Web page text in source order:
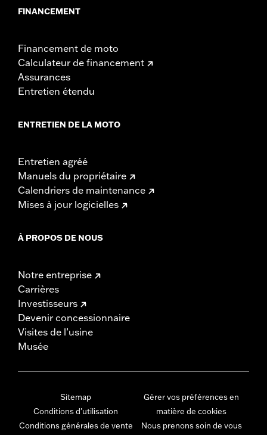
FINANCEMENT
Financement de moto
Calculateur de financement
Assurances
Entretien étendu
ENTRETIEN DE LA MOTO
Entretien agréé
Manuels du propriétaire
Calendriers de maintenance
Mises à jour logicielles
À PROPOS DE NOUS
Notre entreprise
Carrières
Investisseurs
Devenir concessionnaire
Visites de l’usine
Musée
Sitemap
Conditions d'utilisation
Conditions générales de vente
Gérer vos préférences en
matière de cookies
Nous prenons soin de vous